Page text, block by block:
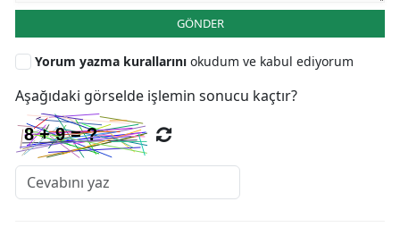
GÖNDER
Yorum yazma kurallarını okudum ve kabul ediyorum
Aşağıdaki görselde işlemin sonucu kaçtır?